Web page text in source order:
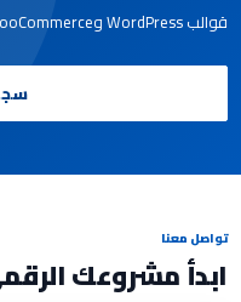
قوالب WordPress وWooCommerce عربية جاهزة للشركات والمتاجر والأفراد.
تواصل معنا
ابدأ مشروعك